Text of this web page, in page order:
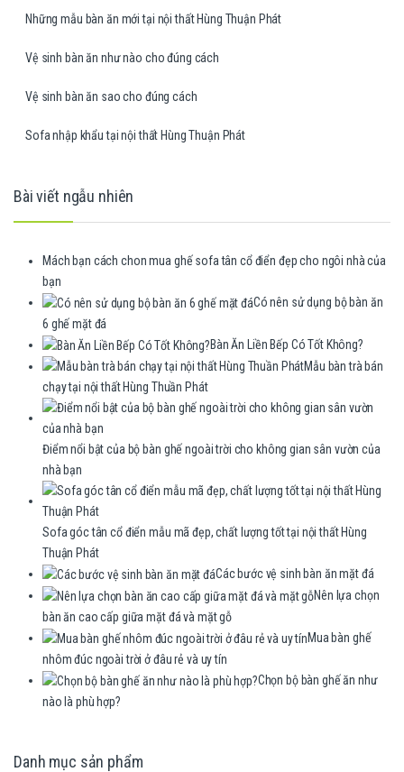
Những mẫu bàn ăn mới tại nội thất Hùng Thuận Phát
Vệ sinh bàn ăn như nào cho đúng cách
Vệ sinh bàn ăn sao cho đúng cách
Sofa nhập khẩu tại nội thất Hùng Thuận Phát
Bài viết ngẫu nhiên
Mách bạn cách chon mua ghế sofa tân cổ điển đẹp cho ngôi nhà của
bạn
Có nên sử dụng bộ bàn ăn
6 ghế mặt đá
Bàn Ăn Liền Bếp Có Tốt Không?
Mẫu bàn trà bán
chạy tại nội thất Hùng Thuần Phát
Điểm nổi bật của bộ bàn ghế ngoài trời cho không gian sân vườn của
nhà bạn
Sofa góc tân cổ điển mẫu mã đẹp, chất lượng tốt tại nội thất Hùng
Thuận Phát
Các bước vệ sinh bàn ăn mặt đá
Nên lựa chọn
bàn ăn cao cấp giữa mặt đá và mặt gỗ
Mua bàn ghế
nhôm đúc ngoài trời ở đâu rẻ và uy tín
Chọn bộ bàn ghế ăn như
nào là phù hợp?
Danh mục sản phẩm